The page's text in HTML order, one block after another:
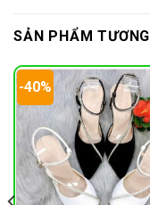
SẢN PHẨM
-40%